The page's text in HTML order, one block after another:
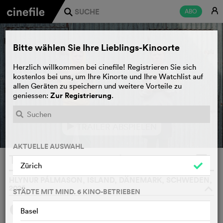
ABO E
j
The Love That Remains
2025
SYNOPSIS
Bitte wählen Sie Ihre Lieblings-Kinoorte
Herzlich willkommen bei cinefile! Registrieren Sie sich
kostenlos bei uns, um Ihre Kinorte und Ihre Watchlist auf
allen Geräten zu speichern und weitere Vorteile zu
geniessen: Zur Registrierung.
AKTUELLE AUSWAHL
Zürich
STÄDTE MIT MIND. 6 KINO-BETRIEBEN
Basel